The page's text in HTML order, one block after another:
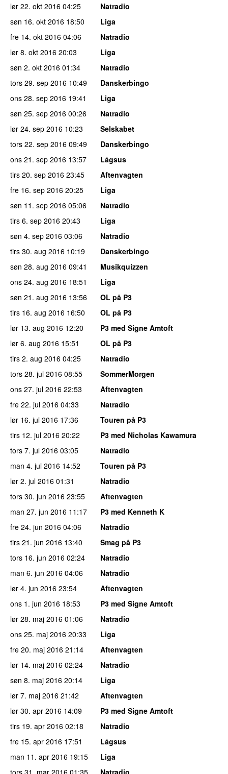
lør 22. okt 2016 04:25
Natradio
søn 16. okt 2016 18:50
Liga
fre 14. okt 2016 04:06
Natradio
lør 8. okt 2016 20:03
Liga
søn 2. okt 2016 01:34
Natradio
tors 29. sep 2016 10:49
Danskerbingo
ons 28. sep 2016 19:41
Liga
søn 25. sep 2016 00:26
Natradio
lør 24. sep 2016 10:23
Selskabet
tors 22. sep 2016 09:49
Danskerbingo
ons 21. sep 2016 13:57
Lågsus
tirs 20. sep 2016 23:45
Aftenvagten
fre 16. sep 2016 20:25
Liga
søn 11. sep 2016 05:06
Natradio
tirs 6. sep 2016 20:43
Liga
søn 4. sep 2016 03:06
Natradio
tirs 30. aug 2016 10:19
Danskerbingo
søn 28. aug 2016 09:41
Musikquizzen
ons 24. aug 2016 18:51
Liga
søn 21. aug 2016 13:56
OL på P3
tirs 16. aug 2016 16:50
OL på P3
lør 13. aug 2016 12:20
P3 med Signe Amtoft
lør 6. aug 2016 15:51
OL på P3
tirs 2. aug 2016 04:25
Natradio
tors 28. jul 2016 08:55
SommerMorgen
ons 27. jul 2016 22:53
Aftenvagten
fre 22. jul 2016 04:33
Natradio
lør 16. jul 2016 17:36
Touren på P3
tirs 12. jul 2016 20:22
P3 med Nicholas Kawamura
tors 7. jul 2016 03:05
Natradio
man 4. jul 2016 14:52
Touren på P3
lør 2. jul 2016 01:31
Natradio
tors 30. jun 2016 23:55
Aftenvagten
man 27. jun 2016 11:17
P3 med Kenneth K
fre 24. jun 2016 04:06
Natradio
tirs 21. jun 2016 13:40
Smag på P3
tors 16. jun 2016 02:24
Natradio
man 6. jun 2016 04:06
Natradio
lør 4. jun 2016 23:54
Aftenvagten
ons 1. jun 2016 18:53
P3 med Signe Amtoft
lør 28. maj 2016 01:06
Natradio
ons 25. maj 2016 20:33
Liga
fre 20. maj 2016 21:14
Aftenvagten
lør 14. maj 2016 02:24
Natradio
søn 8. maj 2016 20:14
Liga
lør 7. maj 2016 21:42
Aftenvagten
lør 30. apr 2016 14:09
P3 med Signe Amtoft
tirs 19. apr 2016 02:18
Natradio
fre 15. apr 2016 17:51
Lågsus
man 11. apr 2016 19:15
Liga
tors 31. mar 2016 01:35 Natradio